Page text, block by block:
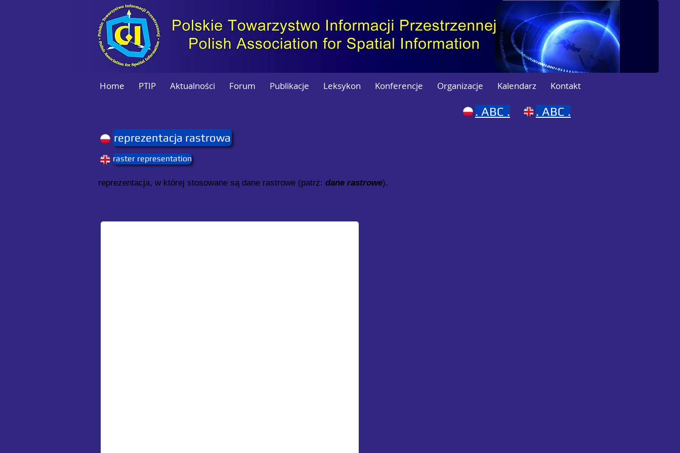
Home PTIP Aktualności Forum Publikacje Leksykon Konferencje Organizacje Kalendarz Kontakt
. ABC . . ABC .
reprezentacja rastrowa
raster representation
reprezentacja, w której stosowane są dane rastrowe (patrz: dane rastrowe).